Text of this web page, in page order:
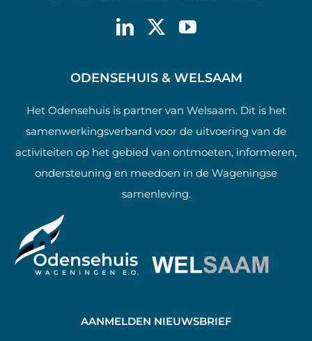
ODENSEHUIS & WELSAAM
Het Odensehuis is partner van Welsaam. Dit is het
samenwerkingsverband voor de uitvoering van de
activiteiten op het gebied van ontmoeten, informeren,
ondersteuning en meedoen in de Wageningse
samenleving.
AANMELDEN NIEUWSBRIEF